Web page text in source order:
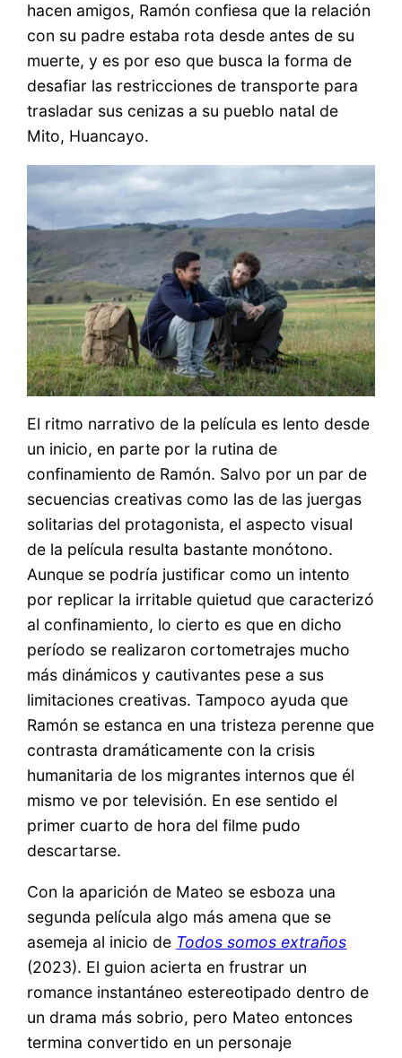
hacen amigos, Ramón confiesa que la relación
con su padre estaba rota desde antes de su
muerte, y es por eso que busca la forma de
desafiar las restricciones de transporte para
trasladar sus cenizas a su pueblo natal de
Mito, Huancayo.
El ritmo narrativo de la película es lento desde
un inicio, en parte por la rutina de
confinamiento de Ramón. Salvo por un par de
secuencias creativas como las de las juergas
solitarias del protagonista, el aspecto visual
de la película resulta bastante monótono.
Aunque se podría justificar como un intento
por replicar la irritable quietud que caracterizó
al confinamiento, lo cierto es que en dicho
período se realizaron cortometrajes mucho
más dinámicos y cautivantes pese a sus
limitaciones creativas. Tampoco ayuda que
Ramón se estanca en una tristeza perenne que
contrasta dramáticamente con la crisis
humanitaria de los migrantes internos que él
mismo ve por televisión. En ese sentido el
primer cuarto de hora del filme pudo
descartarse.
Con la aparición de Mateo se esboza una
segunda película algo más amena que se
asemeja al inicio de Todos somos extraños
(2023). El guion acierta en frustrar un
romance instantáneo estereotipado dentro de
un drama más sobrio, pero Mateo entonces
termina convertido en un personaje